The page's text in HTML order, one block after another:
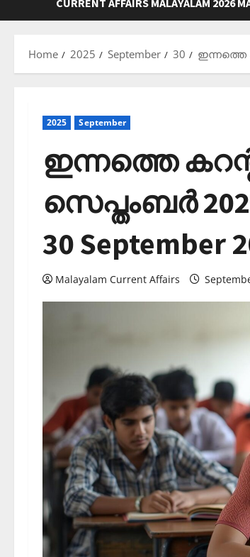
CURRENT AFFAIRS MALAYALAM 2026
Home 2025 September 30 ഇന്നത്തെ
2025 September
ഇന്നത്തെ
സെപ്തംബര്‍
30 September
Malayalam Current Affairs